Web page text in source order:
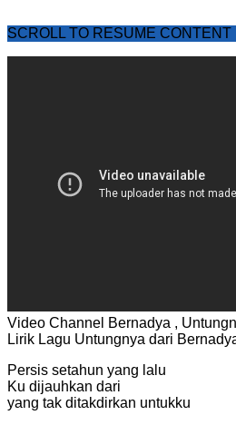
SCROLL TO RESUME CONTENT
Video Channel Bernadya ,
Lirik Lagu Untungnya dari
Persis setahun yang lalu
Ku dijauhkan dari
yang tak ditakdirkan untukku